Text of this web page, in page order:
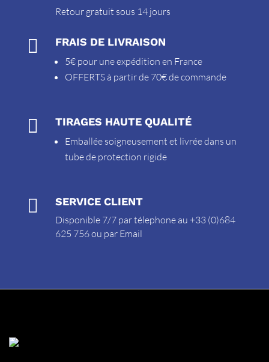
Retour gratuit sous 14 jours
 FRAIS DE LIVRAISON
5€ pour une expédition en France
OFFERTS à partir de 70€ de commande
 TIRAGES HAUTE QUALITÉ
Emballée soigneusement et livrée dans un
tube de protection rigide
 SERVICE CLIENT
Disponible 7/7 par télephone au +33 (0)684
625 756 ou par Email